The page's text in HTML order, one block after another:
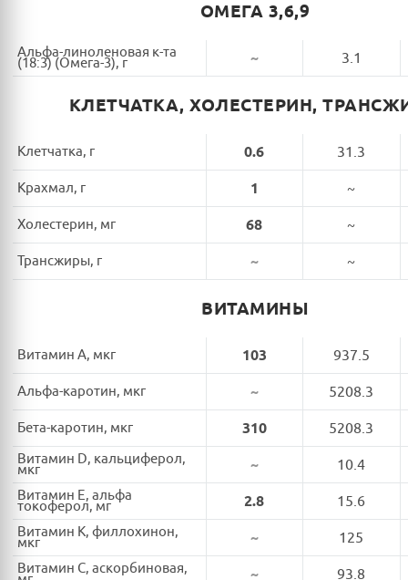
ОМЕГА 3,6,9
Альфа-линоленовая к-та
(18:3) (Омега-3), г ~ 3.1
КЛЕТЧАТКА, ХОЛЕСТЕРИН,
Клетчатка, г 0.6 31.3
Крахмал, г 1 ~
Холестерин, мг 68 ~
Трансжиры, г ~ ~
ВИТАМИНЫ
Витамин A, мкг 103 937.5
Альфа-каротин, мкг ~ 5208.3
Бета-каротин, мкг 310 5208.3
Витамин D, кальциферол,
мкг ~ 10.4
Витамин E, альфа
токоферол, мг 2.8 15.6
Витамин K, филлохинон,
мкг ~ 125
Витамин C, аскорбиновая, ~ 93.8